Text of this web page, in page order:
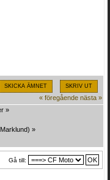
SKICKA ÄMNET SKRIV UT
« föregående nästa »
»
) »
Gå till: